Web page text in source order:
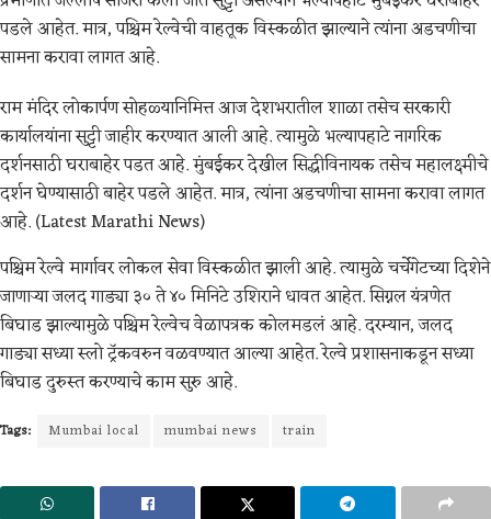
पडले आहेत. मात्र, पश्चिम रेल्वेची वाहतूक विस्कळीत झाल्याने त्यांना अडचणीचा
सामना करावा लागत आहे.
राम मंदिर लोकार्पण सोहळ्यानिमित्त आज देशभरातील शाळा तसेच सरकारी
कार्यालयांना सुट्टी जाहीर करण्यात आली आहे. त्यामुळे भल्यापहाटे नागरिक
दर्शनसाठी घराबाहेर पडत आहे. मुंबईकर देखील सिद्धीविनायक तसेच महालक्ष्मीचे
दर्शन घेण्यासाठी बाहेर पडले आहेत. मात्र, त्यांना अडचणीचा सामना करावा लागत
आहे. (Latest Marathi News)
पश्चिम रेल्वे मार्गावर लोकल सेवा विस्कळीत झाली आहे. त्यामुळे चर्चेगेटच्या दिशेने
जाणाऱ्या जलद गाड्या ३० ते ४० मिनिटे उशिराने धावत आहेत. सिग्नल यंत्रणेत
बिघाड झाल्यामुळे पश्चिम रेल्वेच वेळापत्रक कोलमडलं आहे. दरम्यान, जलद
गाड्या सध्या स्लो ट्रॅकवरुन वळवण्यात आल्या आहेत. रेल्वे प्रशासनाकडून सध्या
बिघाड दुरुस्त करण्याचे काम सुरु आहे.
Tags: Mumbai local mumbai news train